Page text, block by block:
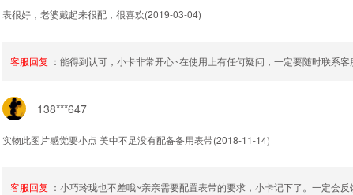
表很好，老婆戴起来很配，很喜欢(2019-03-04)
客服回复 ：能得到认可，小卡非常开心~在使用上有任何疑问，一定要随时联系客
138***647
实物此图片感觉要小点 美中不足没有配备备用表带(2018-11-14)
客服回复 ：小巧玲珑也不差哦~亲亲需要配置表带的要求，小卡记下了。一定会